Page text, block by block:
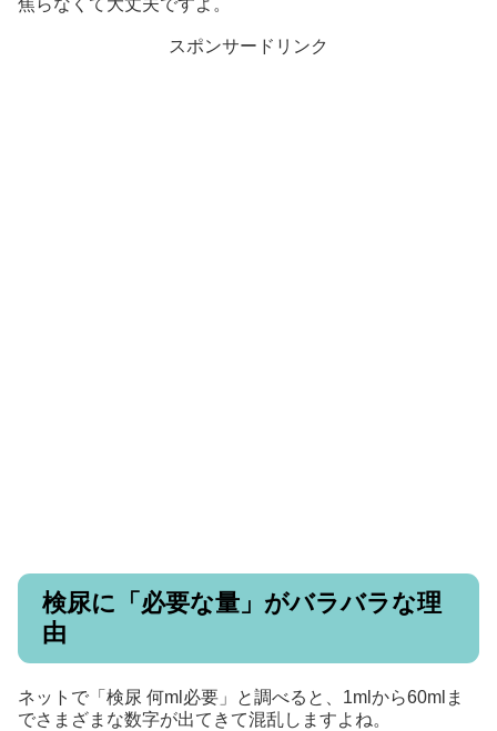
焦らなくて大丈夫ですよ。
スポンサードリンク
検尿に「必要な量」がバラバラな理
由
ネットで「検尿 何ml必要」と調べると、1mlから60mlま
でさまざまな数字が出てきて混乱しますよね。